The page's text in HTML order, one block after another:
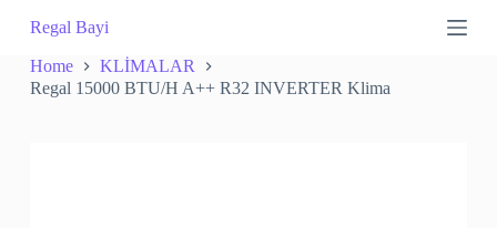
S
p
Regal Bayi
Home
KLİMALAR
Regal 15000 BTU/H A++ R32 INVERTER Klima